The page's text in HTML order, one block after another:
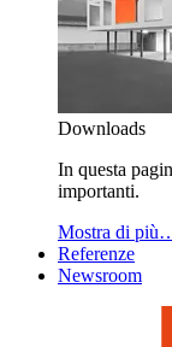
Downloads
In questa
importanti.
Mostra di
Referenze
Newsroom